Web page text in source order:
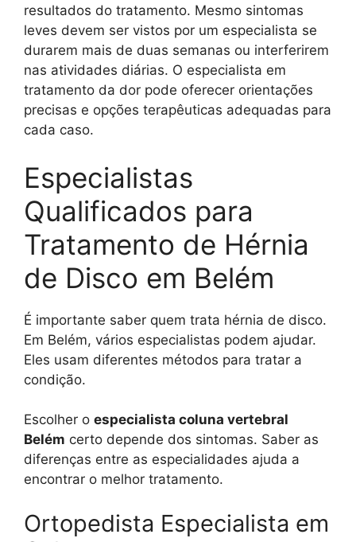
resultados do tratamento. Mesmo sintomas
leves devem ser vistos por um especialista se
durarem mais de duas semanas ou interferirem
nas atividades diárias. O especialista em
tratamento da dor pode oferecer orientações
precisas e opções terapêuticas adequadas para
cada caso.
Especialistas
Qualificados para
Tratamento de Hérnia
de Disco em Belém
É importante saber quem trata hérnia de disco.
Em Belém, vários especialistas podem ajudar.
Eles usam diferentes métodos para tratar a
condição.
Escolher o especialista coluna vertebral
Belém certo depende dos sintomas. Saber as
diferenças entre as especialidades ajuda a
encontrar o melhor tratamento.
Ortopedista Especialista em